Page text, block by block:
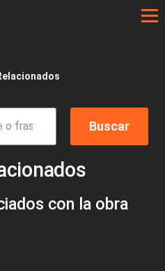
de ayuda a la
con la obra